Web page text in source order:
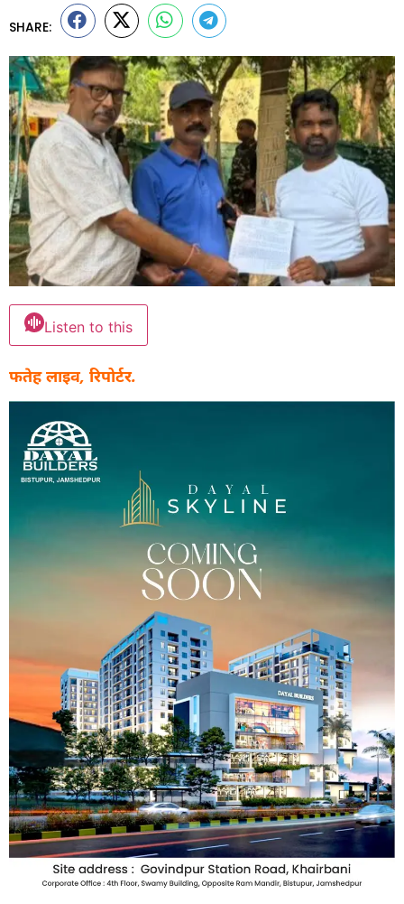
SHARE:
Listen to this
फतेह लाइव, रिपोर्टर.